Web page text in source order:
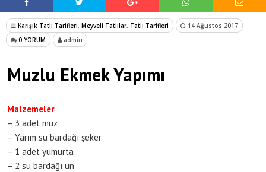
Karışık Tatlı Tarifleri, Meyveli Tatlılar, Tatlı Tarifleri
14 Ağustos 2017
0 YORUM
admin
Muzlu Ekmek Yapımı
Malzemeler
– 3 adet muz
– Yarım su bardağı şeker
– 1 adet yumurta
– 2 su bardağı un